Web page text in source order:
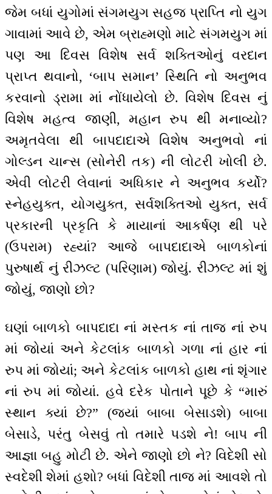
જેમ બધાં યુગોમાં સંગમયુગ સહજ પ્રાપ્તિ નો યુગ
ગાવામાં આવે છે, એમ બ્રાહ્મણો માટે સંગમયુગ માં
પણ આ દિવસ વિશેષ સર્વ શક્તિઓનું વરદાન
પ્રાપ્ત થવાનો, ‘બાપ સમાન’ સ્થિતિ નો અનુભવ
કરવાનો ડ્રામા માં નોંધાયેલો છે. વિશેષ દિવસ નું
વિશેષ મહત્વ જાણી, મહાન રુપ થી મનાવ્યો?
અમૃતવેલા થી બાપદાદાએ વિશેષ અનુભવો નાં
ગોલ્ડન ચાન્સ (સોનેરી તક) ની લોટરી ખોલી છે.
એવી લોટરી લેવાનાં અધિકાર ને અનુભવ કર્યો?
સ્નેહયુક્ત, યોગયુક્ત, સર્વશક્તિઓ યુક્ત, સર્વ
પ્રકારની પ્રકૃતિ કે માયાનાં આકર્ષણ થી પરે
(ઉપરામ) રહ્યાં? આજે બાપદાદાએ બાળકોનાં
પુરુષાર્થ નું રીઝલ્ટ (પરિણામ) જોયું. રીઝલ્ટ માં શું
જોયું, જાણો છો?
ઘણાં બાળકો બાપદાદા નાં મસ્તક નાં તાજ નાં રુપ
માં જોયાં અને કેટલાંક બાળકો ગળા નાં હાર નાં
રુપ માં જોયાં; અને કેટલાંક બાળકો હાથ નાં શૃંગાર
નાં રુપ માં જોયાં. હવે દરેક પોતાને પૂછે કે “મારું
સ્થાન ક્યાં છે?” (જ્યાં બાબા બેસાડશે) બાબા
બેસાડે, પરંતુ બેસવું તો તમારે પડશે ને! બાપ ની
આજ્ઞા બહુ મોટી છે. એને જાણો છો ને? વિદેશી સો
સ્વદેશી શેમાં હશો? બધાં વિદેશી તાજ માં આવશે તો